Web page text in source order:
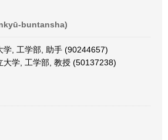
buntansha)
学, 工学部, 助手 (90244657)
大学, 工学部, 教授 (50137238)